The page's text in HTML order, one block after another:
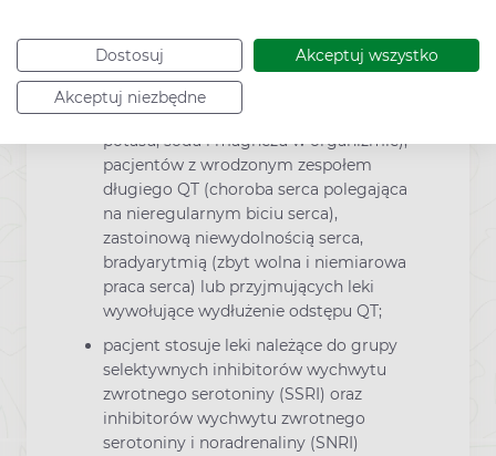
Dostosuj Akceptuj wszystko
Akceptuj niezbędne
(zagrażające życiu zaburzenia rytmu
serca). Dotyczy to głównie pacjentów
mających zaburzenia gospodarki
elektrolitowej (zaburzenia stężenia jonów
potasu, sodu i magnezu w organizmie),
pacjentów z wrodzonym zespołem
długiego QT (choroba serca polegająca
na nieregularnym biciu serca),
zastoinową niewydolnością serca,
bradyarytmią (zbyt wolna i niemiarowa
praca serca) lub przyjmujących leki
wywołujące wydłużenie odstępu QT;
pacjent stosuje leki należące do grupy
selektywnych inhibitorów wychwytu
zwrotnego serotoniny (SSRI) oraz
inhibitorów wychwytu zwrotnego
serotoniny i noradrenaliny (SNRI)